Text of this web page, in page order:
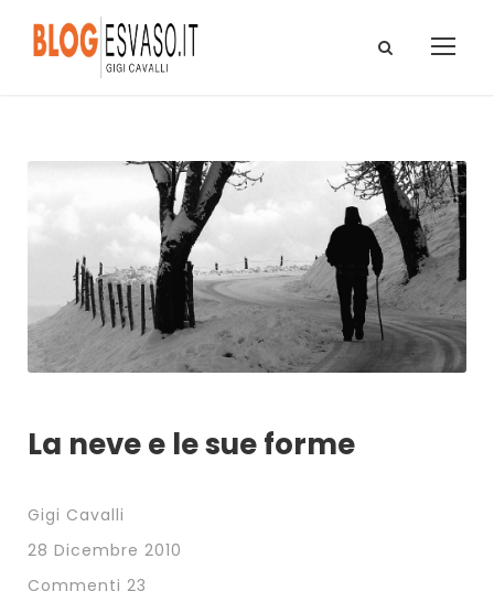
La neve e le sue forme
Gigi Cavalli
28 Dicembre 2010
Commenti 23